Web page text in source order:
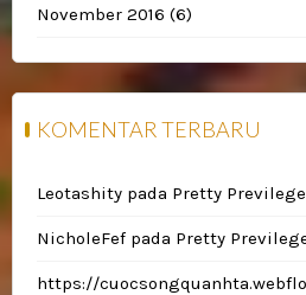
November 2016 (6)
KOMENTAR TERBARU
Leotashity pada Pretty Previlege
NicholeFef pada Pretty
https://